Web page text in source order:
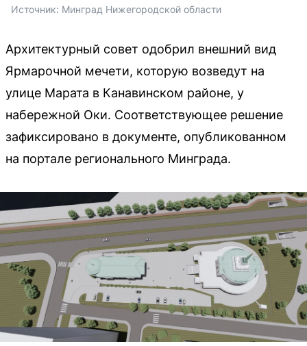
Источник: Минград Нижегородской области
Архитектурный совет одобрил внешний вид
Ярмарочной мечети, которую возведут на
улице Марата в Канавинском районе, у
набережной Оки. Соответствующее решение
зафиксировано в документе, опубликованном
на портале регионального Минграда.